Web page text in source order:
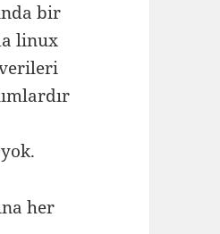
bir
linux
her